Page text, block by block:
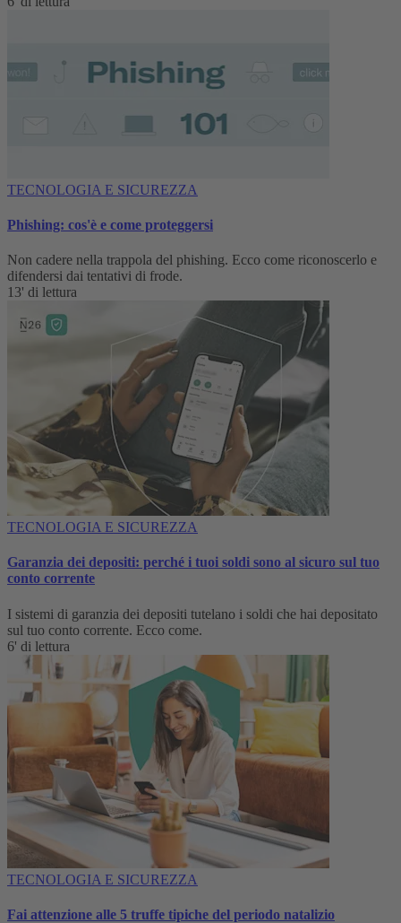
TECNOLOGIA E SICUREZZA
Phishing: cos'è e come proteggersi
Non cadere nella trappola del phishing. Ecco come riconoscerlo e
difendersi dai tentativi di frode.
13' di lettura
TECNOLOGIA E SICUREZZA
Garanzia dei depositi: perché i tuoi soldi sono al sicuro sul tuo
conto corrente
I sistemi di garanzia dei depositi tutelano i soldi che hai depositato
sul tuo conto corrente. Ecco come.
6' di lettura
TECNOLOGIA E SICUREZZA
Fai attenzione alle 5 truffe tipiche del periodo natalizio